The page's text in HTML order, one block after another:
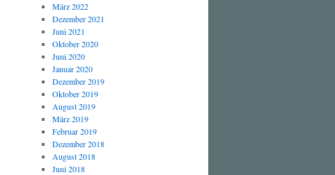
März 2022
Dezember 2021
Juni 2021
Oktober 2020
Juni 2020
Januar 2020
Dezember 2019
Oktober 2019
August 2019
März 2019
Februar 2019
Dezember 2018
August 2018
Juni 2018